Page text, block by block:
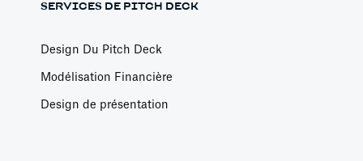
SERVICES DE PITCH DECK
Design Du Pitch Deck
Modélisation Financière
Design de présentation